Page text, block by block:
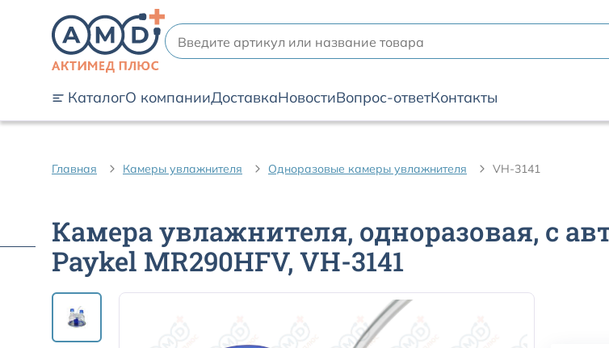
КаталогО компанииДоставкаНовостиВопрос-ответКонтакты
Главная Камеры увлажнителя Одноразовые камеры увлажнителя VH-3141
Камера увлажнителя, одноразовая, с
Paykel MR290HFV, VH-3141